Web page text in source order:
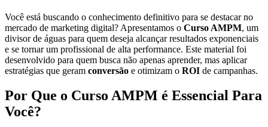
Você está buscando o conhecimento definitivo para se destacar no
mercado de marketing digital? Apresentamos o Curso AMPM, um
divisor de águas para quem deseja alcançar resultados exponenciais
e se tornar um profissional de alta performance. Este material foi
desenvolvido para quem busca não apenas aprender, mas aplicar
estratégias que geram conversão e otimizam o ROI de campanhas.
Por Que o Curso AMPM é Essencial Para
Você?